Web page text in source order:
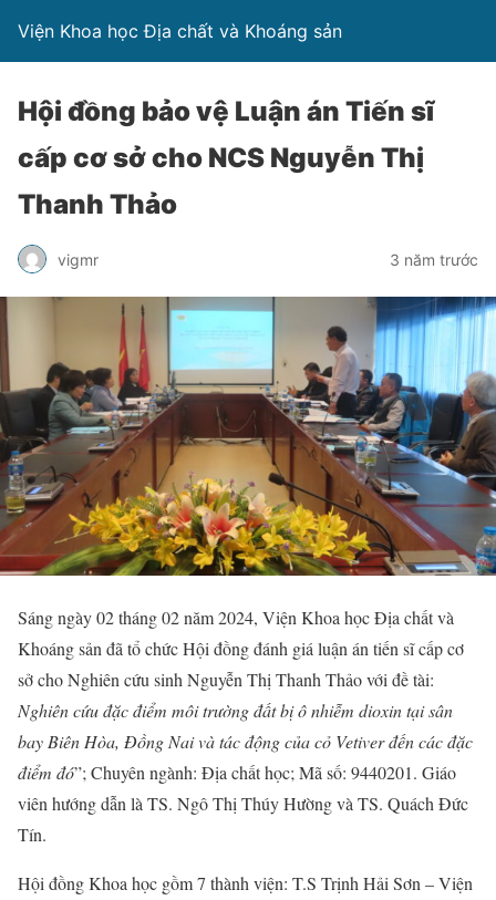
Viện Khoa học Địa chất và Khoáng sản
Hội đồng bảo vệ Luận án Tiến sĩ
cấp cơ sở cho NCS Nguyễn Thị
Thanh Thảo
vigmr 3 năm trước
Sáng ngày 02 tháng 02 năm 2024, Viện Khoa học Địa chất và
Khoáng sản đã tổ chức Hội đồng đánh giá luận án tiến sĩ cấp cơ
sở cho Nghiên cứu sinh Nguyễn Thị Thanh Thảo với đề tài:
Nghiên cứu đặc điểm môi trường đất bị ô nhiễm dioxin tại sân
bay Biên Hòa, Đồng Nai và tác động của cỏ Vetiver đến các đặc
điểm đó”; Chuyên ngành: Địa chất học; Mã số: 9440201. Giáo
viên hướng dẫn là TS. Ngô Thị Thúy Hường và TS. Quách Đức
Tín.
Hội đồng Khoa học gồm 7 thành viện: T.S Trịnh Hải Sơn – Viện